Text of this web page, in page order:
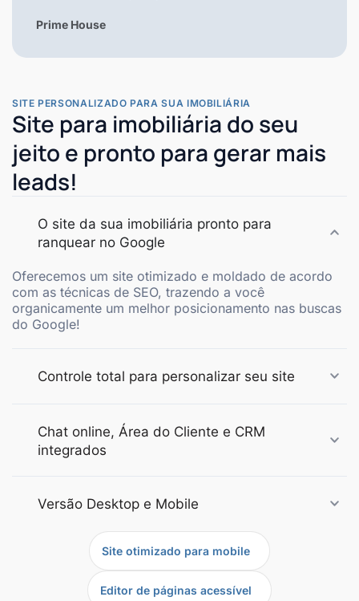
SITE PERSONALIZADO PARA SUA IMOBILIÁRIA
Site para imobiliária do seu
jeito e pronto para gerar mais
leads!
O site da sua imobiliária pronto para
ranquear no Google
Oferecemos um site otimizado e moldado de acordo
com as técnicas de SEO, trazendo a você
organicamente um melhor posicionamento nas buscas
do Google!
Controle total para personalizar seu site
Chat online, Área do Cliente e CRM
integrados
Versão Desktop e Mobile
Site otimizado para mobile
Editor de páginas acessível
Prime House